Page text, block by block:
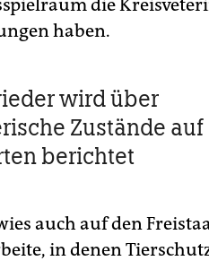
die
haben.
wird über
Zustände auf
berichtet
auch auf den
in denen